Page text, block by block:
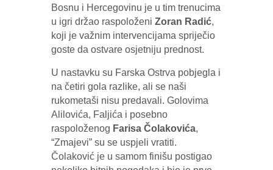
Bosnu i Hercegovinu je u tim trenucima
u igri držao raspoloženi Zoran Radić,
koji je važnim intervencijama spriječio
goste da ostvare osjetniju prednost.
U nastavku su Farska Ostrva pobjegla i
na četiri gola razlike, ali se naši
rukometaši nisu predavali. Golovima
Alilovića, Faljića i posebno
raspoloženog Farisa Čolakovića,
“Zmajevi” su se uspjeli vratiti.
Čolaković je u samom finišu postigao